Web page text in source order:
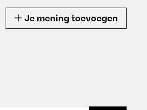
Je mening toevoegen